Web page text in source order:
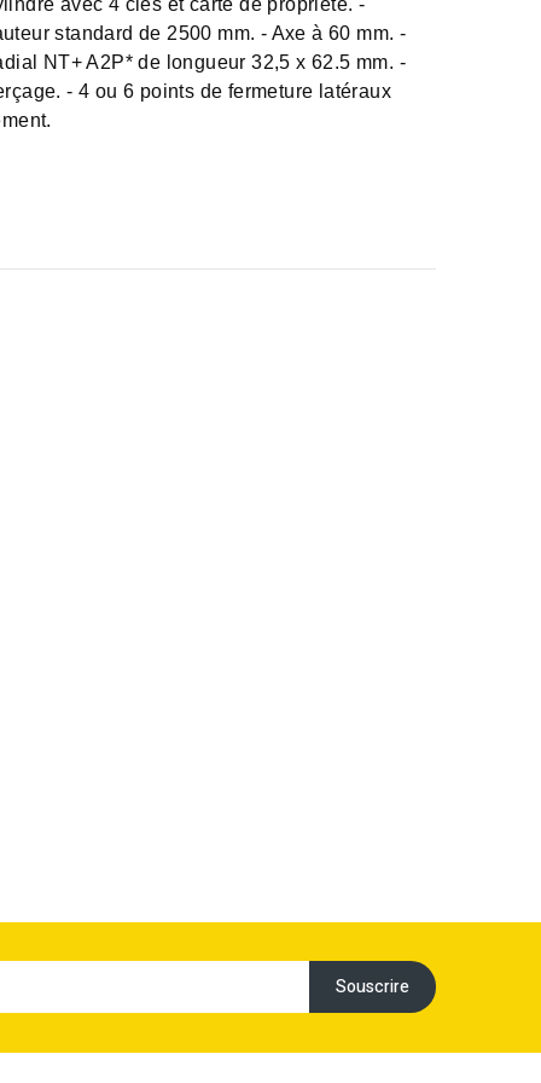
avec 4 clés et carte de propriété. -
standard de 2500 mm. - Axe à 60 mm. -
NT+ A2P* de longueur 32,5 x 62.5 mm. -
- 4 ou 6 points de fermeture latéraux